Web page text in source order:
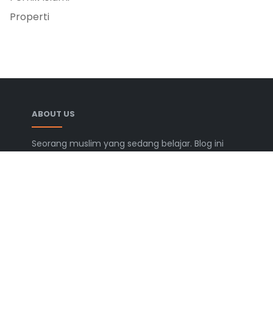
Properti
ABOUT US
Seorang muslim yang sedang belajar. Blog ini